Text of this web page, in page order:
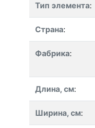
Тип элемента:
Страна:
Фабрика:
Длина, см:
Ширина, см: